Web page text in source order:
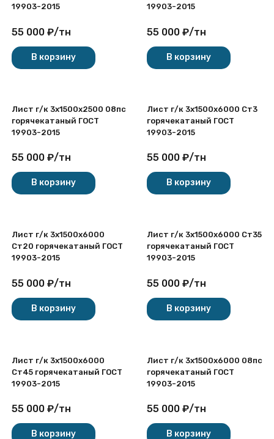
19903-2015
55 000 ₽/тн
В корзину
19903-2015
55 000 ₽/тн
В корзину
Лист г/к 3х1500x2500 08пс
горячекатаный ГОСТ
19903-2015
55 000 ₽/тн
В корзину
Лист г/к 3х1500x6000 Ст3
горячекатаный ГОСТ
19903-2015
55 000 ₽/тн
В корзину
Лист г/к 3х1500x6000
Ст20 горячекатаный ГОСТ
19903-2015
55 000 ₽/тн
В корзину
Лист г/к 3х1500x6000 Ст35
горячекатаный ГОСТ
19903-2015
55 000 ₽/тн
В корзину
Лист г/к 3х1500x6000
Ст45 горячекатаный ГОСТ
19903-2015
55 000 ₽/тн
В корзину
Лист г/к 3х1500x6000 08пс
горячекатаный ГОСТ
19903-2015
55 000 ₽/тн
В корзину